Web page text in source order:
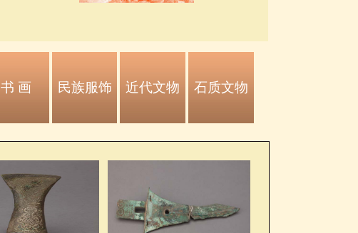
书 画 民族服饰 近代文物 石质文物